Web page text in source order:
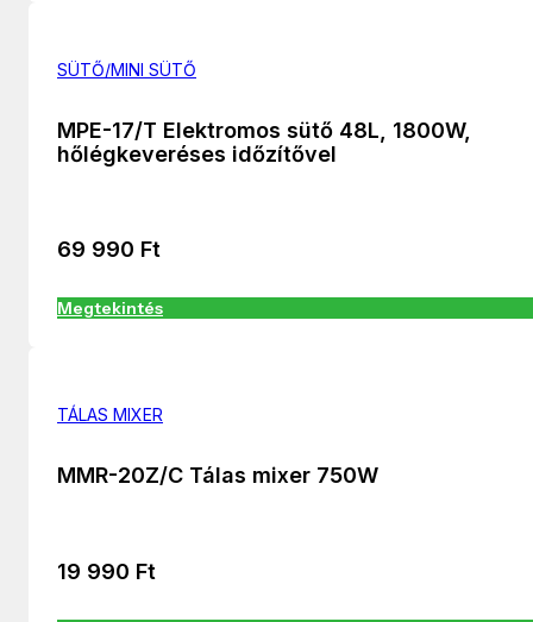
SÜTŐ/MINI SÜTŐ
MPE-17/T Elektromos sütő 48L, 1800W,
hőlégkeveréses időzítővel
69 990 Ft
Megtekintés
TÁLAS MIXER
MMR-20Z/C Tálas mixer 750W
19 990 Ft